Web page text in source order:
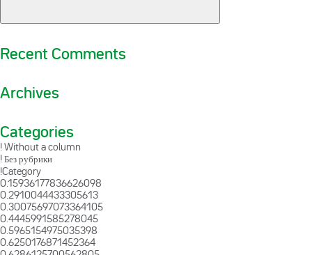
Recent Comments
Archives
Categories
! Without a column
! Без рубрики
!Category
0.15936177836626098
0.2910044433305613
0.30075697073364105
0.4445991585278045
0.5965154975035398
0.6250176871452364